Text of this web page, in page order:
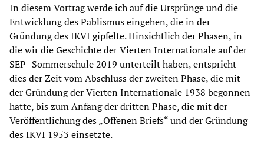
In diesem Vortrag werde ich auf die Ursprünge und die
Entwicklung des Pablismus eingehen, die in der
Gründung des IKVI gipfelte. Hinsichtlich der Phasen, in
die wir die Geschichte der Vierten Internationale auf der
SEP–Sommerschule 2019 unterteilt haben, entspricht
dies der Zeit vom Abschluss der zweiten Phase, die mit
der Gründung der Vierten Internationale 1938 begonnen
hatte, bis zum Anfang der dritten Phase, die mit der
Veröffentlichung des „Offenen Briefs“ und der Gründung
des IKVI 1953 einsetzte.